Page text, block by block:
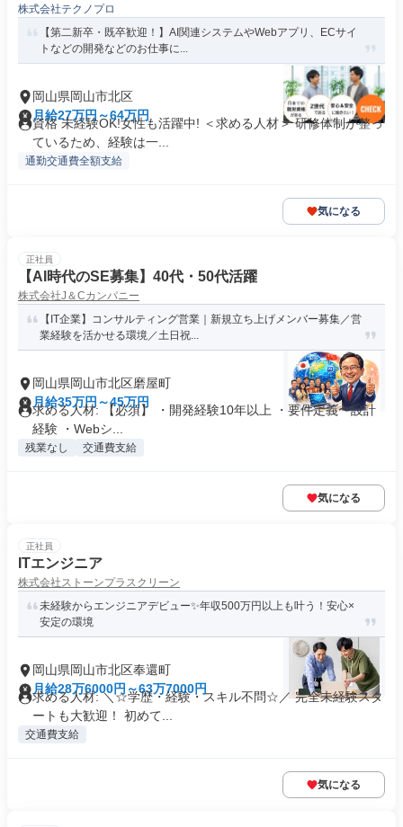
株式会社テクノプロ
【第二新卒・既卒歓迎！】AI関連システムやWebアプリ、ECサイ
トなどの開発などのお仕事に...
岡山県岡山市北区
月給27万円～64万円
資格 未経験OK!女性も活躍中! ＜求める人材＞ 研修体制が整っ
ているため、経験は一...
通勤交通費全額支給
気になる
正社員
【AI時代のSE募集】40代・50代活躍
株式会社J＆Cカンパニー
【IT企業】コンサルティング営業｜新規立ち上げメンバー募集／営
業経験を活かせる環境／土日祝...
岡山県岡山市北区磨屋町
月給35万円～45万円
求める人材: 【必須】 ・開発経験10年以上 ・要件定義〜設計
経験 ・Webシ...
残業なし 交通費支給
気になる
正社員
ITエンジニア
株式会社ストーンプラスクリーン
未経験からエンジニアデビュー✨年収500万円以上も叶う！安心×
安定の環境
岡山県岡山市北区奉還町
月給28万6000円～63万7000円
求める人材: ＼☆学歴・経験・スキル不問☆／ 完全未経験スタ
ートも大歓迎！ 初めて...
交通費支給
気になる